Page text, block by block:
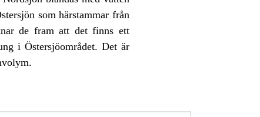
som härstammar från
de fram att det finns ett
i Östersjöområdet. Det är